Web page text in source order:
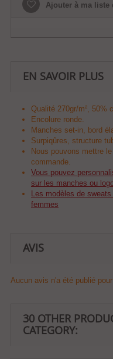
Ajouter à ma liste
EN SAVOIR PLUS
Qualité 270gr/m², 50%
Encolure ronde.
Manches set-in, bord
Surpiqûres, structure
Nous pouvons mettre
commande.
Vous pouvez
sur les manches ou
Les modèles de
femmes
AVIS
Aucun avis n'a été publié
30 OTHER
CATEGORY: